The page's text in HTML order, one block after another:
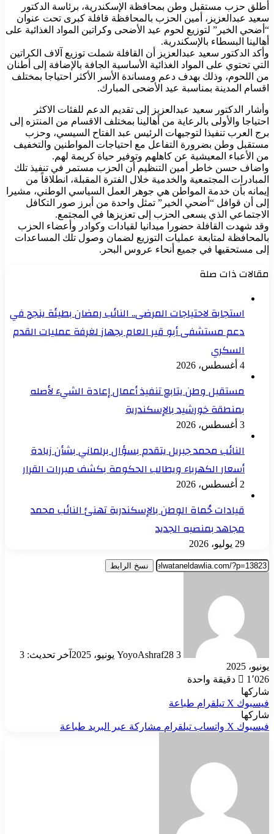
أطلق حزب مستقبل وطن بمحافظة الإسكندرية، برئاسة الدكتور
سعيد عبدالعزيز، أمين الحزب بالمحافظة قافلة كبرى تحت عنوان
“أضحي الخير” لتوزيع لحوم عيد الأضحى وكراتين المواد الغذائية على
أهالينا البسطاء بالإسكندرية.
وأكد الدكتور سعيد عبدالعزيز أن القافلة شملت توزيع آلاف الكراتين
التي تحتوي على المواد الغذائية الأساسية الجافة بالإضافة إلى أطنان
من اللحوم، وذلك بهدف دعم ومساندة الأسر الأكثر احتياجا بمختلف
اقسام المدينة بمناسبة عيد الأضحى المبارك.
وأشار الدكتور سعيد عبدالعزيز إلى تقديم الدعم للفئات الاكثر
احتياجا والأولى بالرعاية من أهالينا بمختلف الاقسام من المنتزه إلى
برج العرب تنفيذا لتوجيهات الرئيس عبد الفتاح السيسي، وحزب
مستقبل وطن بضرورة التفاعل مع احتياجات المواطنين والتخفيف
من الأعباء المعيشية عن كاهلهم وتوفير حياة كريمة لهم.
واضاف حسن خاطر أمين التنظيم أن الحزب مستمر في تنفيذ تلك
المبادرات المجتمعية والخدمية خلال الفترة المقبلة، انطلاقاً من
إيمانه بأن خدمة المواطن هي جوهر العمل السياسي الوطني، مشيرا
إلى أن قوافل “أضحي الخير” تمثل واحدة من أبرز صور التكافل
الاجتماعي الذي يسعى الحزب إلى تعزيزها في المجتمع.
وقد شهدت القافلة حضورا ميدانيا لقيادات وكوادر وأعضاء الحزب
بالمحافظة لمتابعة عمليات التوزيع لضمان وصول تلك المساعدات
إلى مستحقيها في جميع أنحاء عروس البحر.
مقالات ذات صلة
استجابة لاحتياجات المرضى.. النائب رمضان بطيئة ينجح في
دعم مستشفى أبو قير العام بجهاز لغرفة عمليات القدم
السكري
4 أغسطس، 2026
مستقبل وطن يتابع تنفيذ أعمال إعادة الشيء لأصله
بمنطقة خورشيد بالإسكندرية
3 أغسطس، 2026
النائب محمد جبريل يتقدم بسؤال برلماني بشأن زيادة
أسعار الكهرباء ويطالب الحكومة بكشف مبررات القرار
2 أغسطس، 2026
قيادات حُماة الوطن بالإسكندرية تهنئ النائب محمد
مجاهد بمنصبه الجديد
29 يوليو، 2026
نسخ الرابط
YoyoAshraf28 3 يونيو، 2025
آخر تحديث: 3
يونيو، 2025
1٬026
دقيقة واحدة
شاركها
فيسبوك ‫X تيلقرام طباعة
شاركها
فيسبوك ‫X واتساب تيلقرام مشاركة عبر البريد طباعة